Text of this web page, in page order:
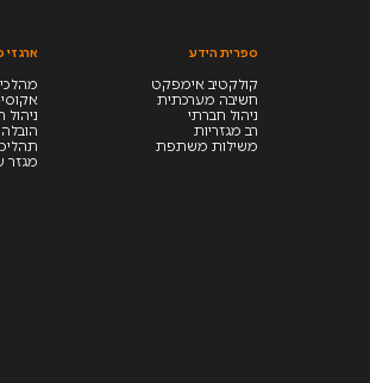
ספרית הידע
קולקטיב אימפקט
חשיבה מערכתית
ניהול חברתי
רב מגזריות
משילות משתפת
ארגזי
ניהול
הובלה
מגזר